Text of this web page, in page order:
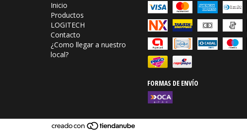
Inicio
Productos
LOGITECH
Contacto
¿Como llegar a nuestro
local?
FORMAS DE ENVÍO